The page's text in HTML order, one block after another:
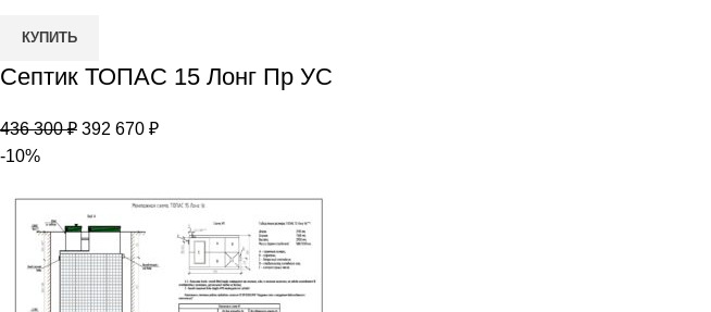
Количество
Септик
15
Лонг
КУПИТЬ
Септик ТОПАС 15 Лонг Пр УС
436 300₽ Первоначальная
300 ₽.
392 670 ₽Текущая
670 ₽.
-10%